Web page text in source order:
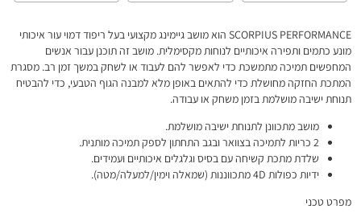
SCORPIUS PERFORMANCE הוא מושב גיימינג מקצועי בעל ריפוד דמוי עור איכותי
מונע כתמים ותפירה איכותיים לנוחות מקסימלית. מושב זה תוכנן עבור אנשים
המחפשים תמיכה מתמשכת כדי לאפשר להם לעבוד או לשחק במשך זמן רב. מסגרת
המתכת החזקה מחושלת כדי להתאים באופן מלא למבנה הגוף הטבעי, כדי להבטיח
תנוחת ישיבה מושלמת בזמן משחק או עבודה.
מושב מתכוונן לתנוחת ישיבה מושלמת.
2 כריות לתמיכה בצוואר ובגב התחתון לספק תמיכה מותנית.
שלדת מתכת קשיחה עם בסיס וגלגלים איכותיים ועמידים.
ידיות כפולות 4D מתכווננות (שמאלה וימין/למעלה/מטה).
מפרט טכני